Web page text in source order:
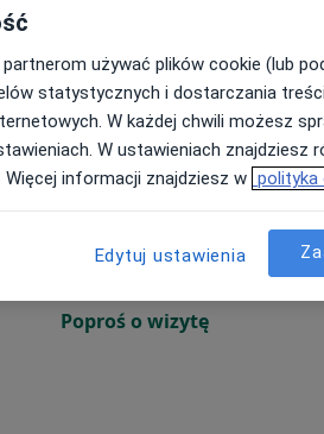
Jutro Ndz, Pon,
online nie jest dostępne
Poproś o wizytę
używać plików cookie (lub
statystycznych i dostarczania
W każdej chwili możesz
W ustawieniach znajdziesz
informacji znajdziesz w polityka
Edytuj ustawienia